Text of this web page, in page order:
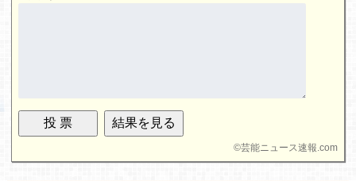
©芸能ニュース速報.com